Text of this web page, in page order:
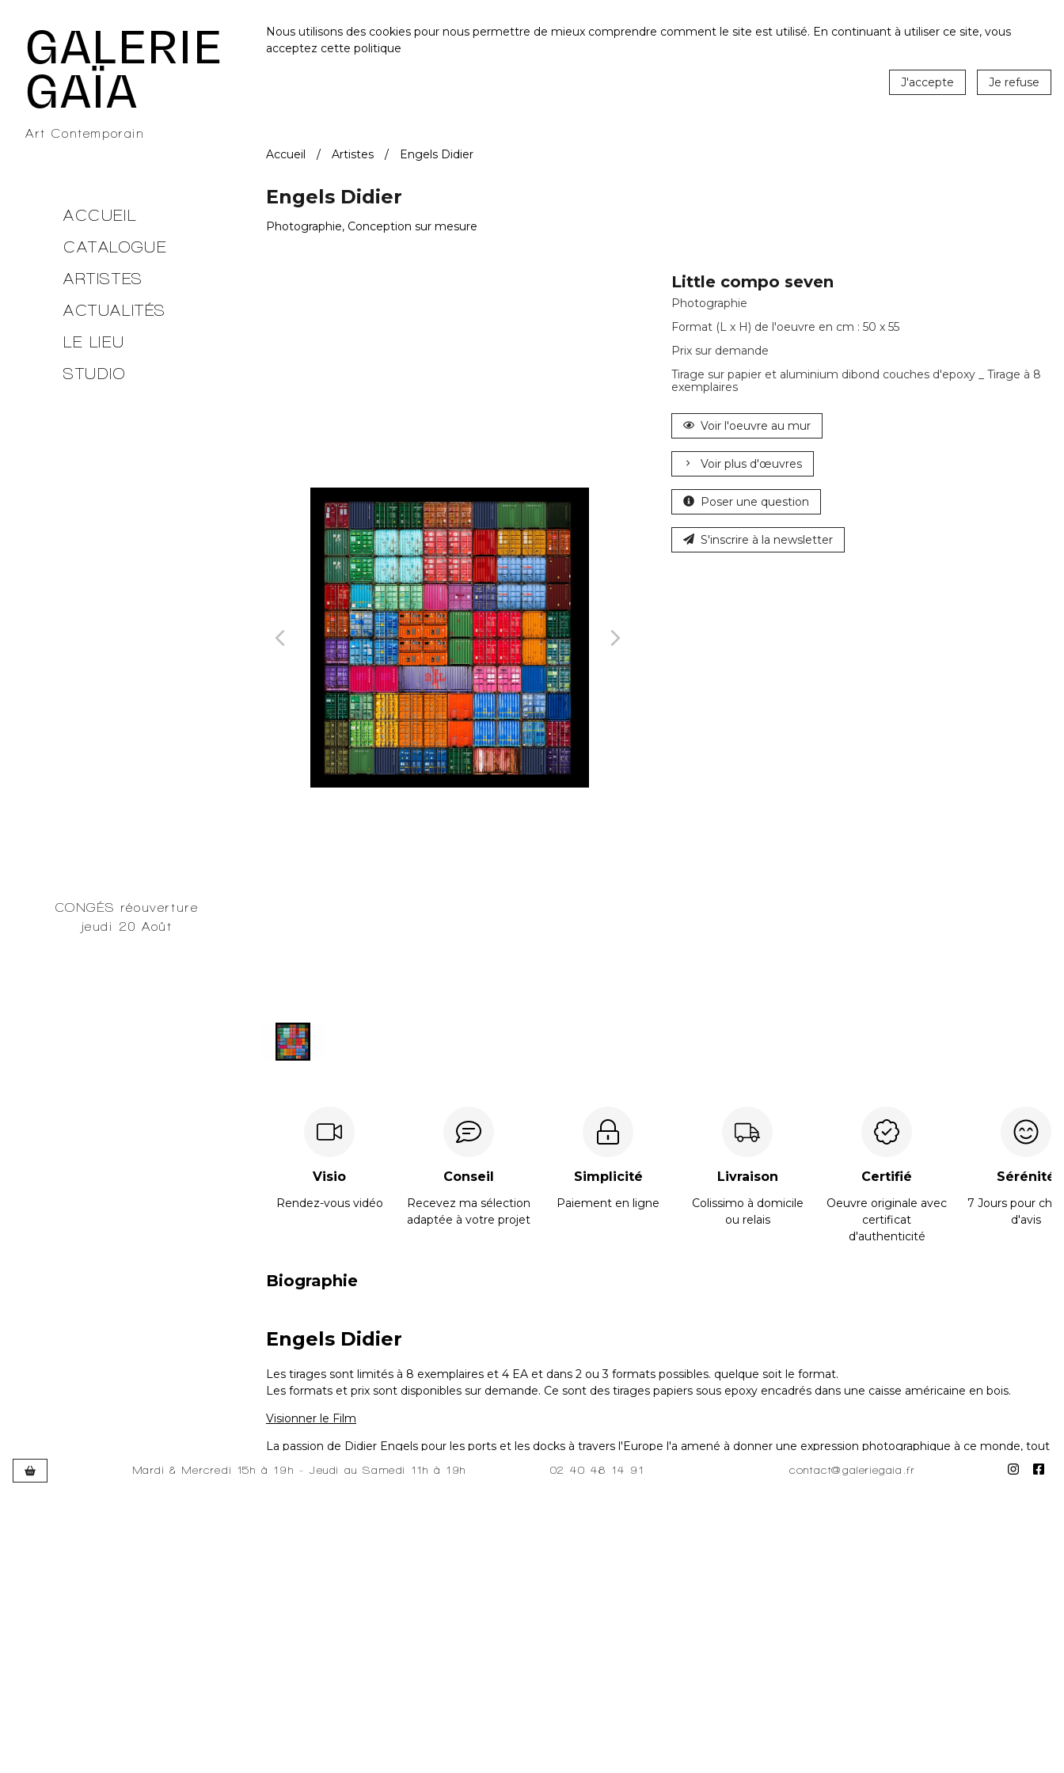
GALERIE
GAÏA
Art Contemporain
ACCUEIL
CATALOGUE
ARTISTES
ACTUALITÉS
LE LIEU
STUDIO
CONGÉS réouverture
jeudi 20 Août
Mardi & Mercredi 15h à 19h - Jeudi au Samedi 11h à 19h 02 40 48 14 91 contact@galeriegaia.fr
Développé et hébergé par JEDEV
Nous utilisons des cookies pour nous permettre de mieux comprendre comment le site est utilisé. En continuant à utiliser ce site, vous
acceptez cette politique
J'accepte Je refuse
Accueil Artistes Engels Didier
Engels Didier
Photographie, Conception sur mesure
Little compo seven
Photographie
Format (L x H) de l'oeuvre en cm : 50 x 55
Prix sur demande
Tirage sur papier et aluminium dibond couches d'epoxy _ Tirage à 8
exemplaires
Voir l'oeuvre au mur
Voir plus d'œuvres
Poser une question
S'inscrire à la newsletter
Visio
Rendez-vous vidéo
Conseil
Recevez ma sélection
adaptée à votre projet
Simplicité
Paiement en ligne
Livraison
Colissimo à domicile
ou relais
Certifié
Oeuvre originale avec
certificat
d'authenticité
Sérénité
7 Jours pour
d'avis
Biographie
Engels Didier
Les tirages sont limités à 8 exemplaires et 4 EA et dans 2 ou 3 formats possibles. quelque soit le format.
Les formats et prix sont disponibles sur demande. Ce sont des tirages papiers sous epoxy encadrés dans une caisse américaine en bois.
Visionner le Film
La passion de Didier Engels pour les ports et les docks à travers l'Europe l'a amené à donner une expression photographique à ce monde, tout
en conservant son œil pour la matière, héritage de sa formation textile.
Développé et hébergé par JEDEV